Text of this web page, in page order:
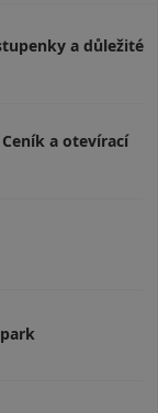
a důležité
a otevírací